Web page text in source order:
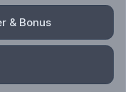
& Bonus